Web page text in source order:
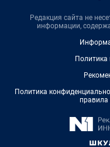
Редакция сайта не
информации,
Политика
Политика
правила